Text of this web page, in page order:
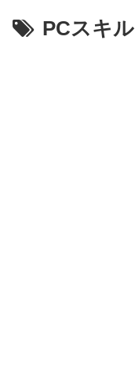
PCスキル